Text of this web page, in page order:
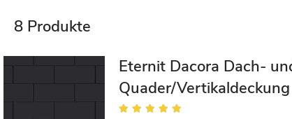
8 Produkte
Eternit Dacora Dach-
Quader/
Bewertung: